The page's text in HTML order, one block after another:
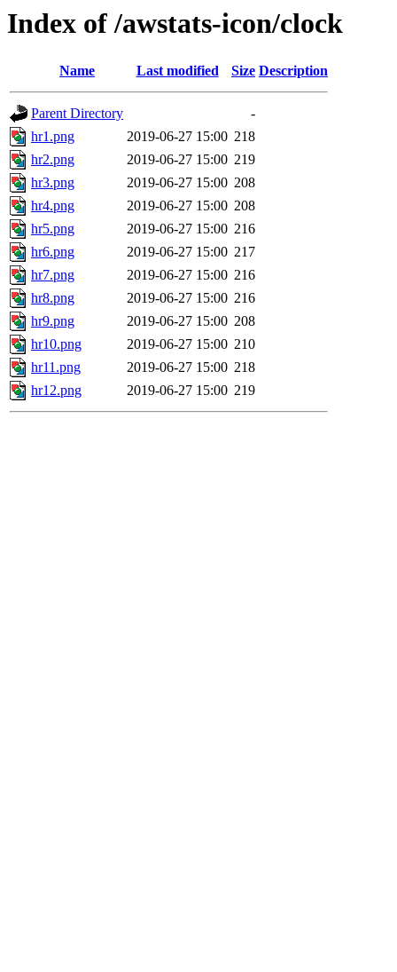
Index of /awstats-icon/clock
Name Last modified Size Description
Parent Directory
-
hr1.png
2019-06-27 15:00 218
hr2.png
2019-06-27 15:00 219
hr3.png
2019-06-27 15:00 208
hr4.png
2019-06-27 15:00 208
hr5.png
2019-06-27 15:00 216
hr6.png
2019-06-27 15:00 217
hr7.png
2019-06-27 15:00 216
hr8.png
2019-06-27 15:00 216
hr9.png
2019-06-27 15:00 208
hr10.png
2019-06-27 15:00 210
hr11.png
2019-06-27 15:00 218
hr12.png
2019-06-27 15:00 219